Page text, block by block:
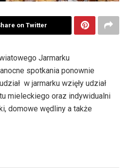
on Twitter
Jarmarku
spotkania ponownie
w jarmarku wzięły udział
mieleckiego oraz indywidualni
domowe wędliny a także